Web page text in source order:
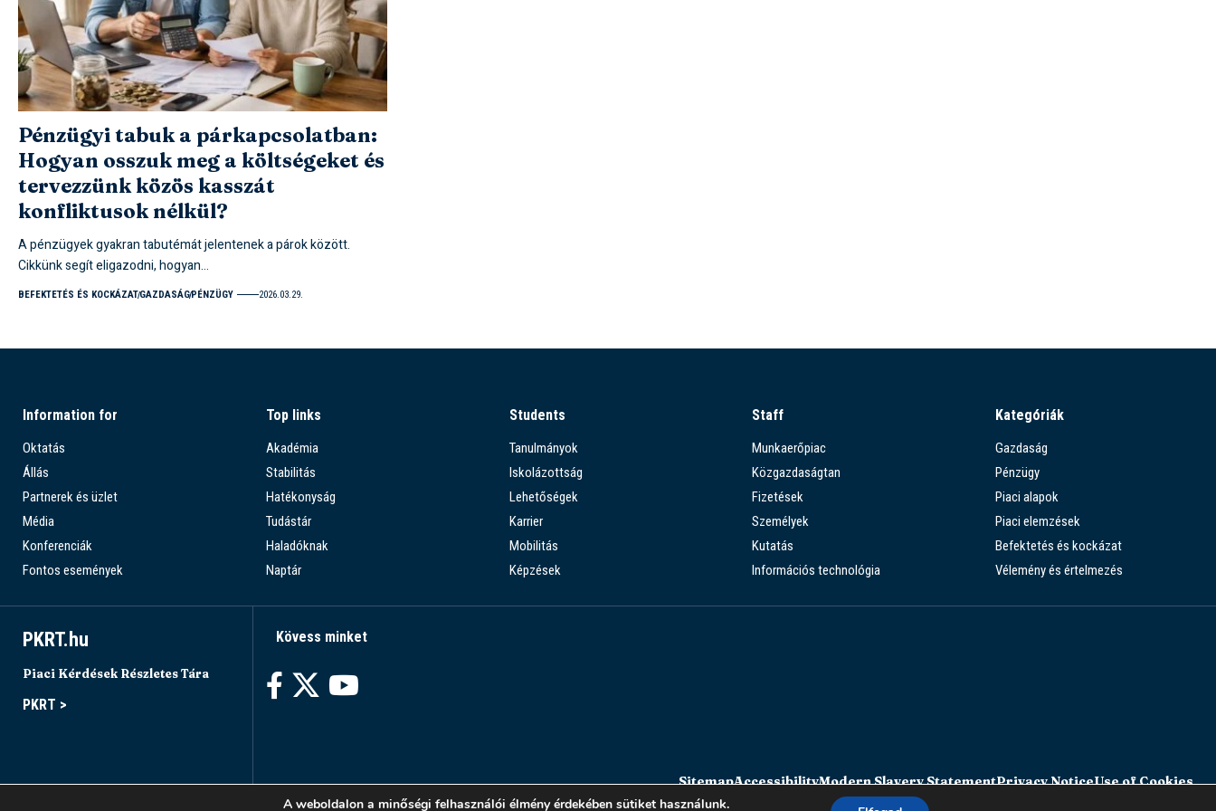
Pénzügyi tabuk a párkapcsolatban:
Hogyan osszuk meg a költségeket és
tervezzünk közös kasszát
konfliktusok nélkül?
A pénzügyek gyakran tabutémát jelentenek a párok között.
Cikkünk segít eligazodni, hogyan…
BEFEKTETÉS ÉS KOCKÁZATGAZDASÁGPÉNZÜGY 2026.03.29.
Information for
Oktatás
Állás
Partnerek és üzlet
Média
Konferenciák
Fontos események
Top links
Akadémia
Stabilitás
Hatékonyság
Tudástár
Haladóknak
Naptár
Students
Tanulmányok
Iskolázottság
Lehetőségek
Karrier
Mobilitás
Képzések
Staff
Munkaerőpiac
Közgazdaságtan
Fizetések
Személyek
Kutatás
Információs technológia
Kategóriák
Gazdaság
Pénzügy
Piaci alapok
Piaci elemzések
Befektetés és kockázat
Vélemény és értelmezés
PKRT.hu
Piaci Kérdések Részletes Tára
PKRT >
Kövess minket
SitemapAccessibilityModern Slavery StatementPrivacy NoticeUse of Cookies
A weboldalon a minőségi felhasználói élmény érdekében sütiket használunk.